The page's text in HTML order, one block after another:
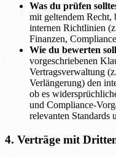
Was du prüfen
mit geltendem Recht,
internen Richtlinien
Finanzen,
Wie du bewerten
vorgeschriebenen
Vertragsverwaltung
Verlängerung) den
ob es
und Compliance-
relevanten Standards
4. Verträge mit